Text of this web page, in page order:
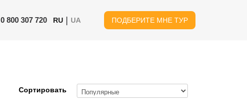
0 800 307 720 RU | UA ПОДБЕРИТЕ МНЕ ТУР
Сортировать